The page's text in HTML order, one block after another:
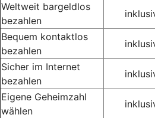
Weltweit bargeldlos
bezahlen
Bequem kontaktlos
bezahlen
Sicher im Internet
bezahlen
Eigene Geheimzahl
wählen